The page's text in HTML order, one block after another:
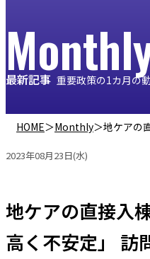
最新記事 重要政策の1カ月の
HOME＞Monthly＞地ケアの
2023年08月23日(水)
地ケアの直接入
高く不安定」 訪